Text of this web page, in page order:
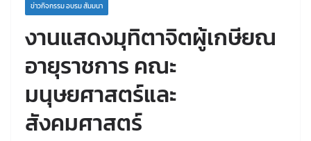
ข่าวกิจกรรม อบรม สัมมนา
งานแสดงมุทิตาจิตผู้เกษียณ
อายุราชการ คณะ
มนุษยศาสตร์และ
สังคมศาสตร์